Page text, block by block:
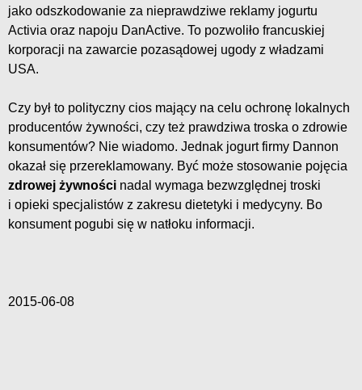
jako odszkodowanie za nieprawdziwe reklamy jogurtu
Activia oraz napoju DanActive. To pozwoliło francuskiej
korporacji na zawarcie pozasądowej ugody z władzami
USA.
Czy był to polityczny cios mający na celu ochronę lokalnych
producentów żywności, czy też prawdziwa troska o zdrowie
konsumentów? Nie wiadomo. Jednak jogurt firmy Dannon
okazał się przereklamowany. Być może stosowanie pojęcia
zdrowej żywności nadal wymaga bezwzględnej troski
i opieki specjalistów z zakresu dietetyki i medycyny. Bo
konsument pogubi się w natłoku informacji.
2015-06-08